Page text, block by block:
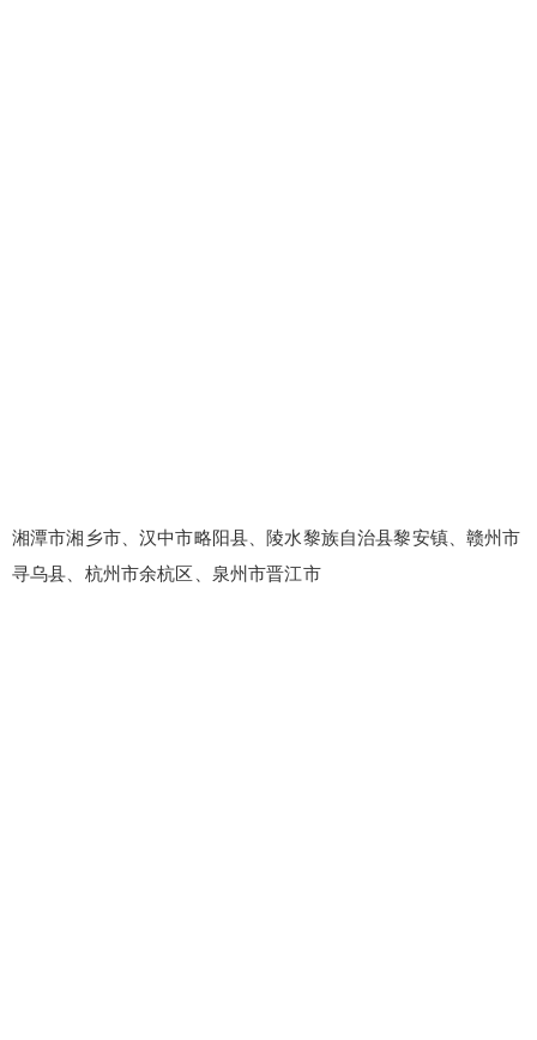
湘潭市湘乡市、汉中市略阳县、陵水黎族自治县黎安镇、赣州市
寻乌县、杭州市余杭区、泉州市晋江市